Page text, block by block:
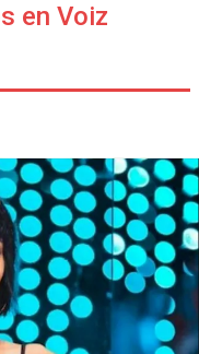
en Voiz